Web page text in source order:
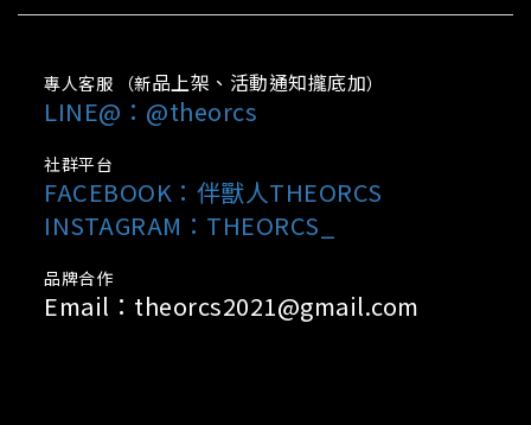
專人客服 （新品上架、活動通知攏底加）
LINE@：@theorcs
社群平台
FACEBOOK： 伴獸人THEORCS
INSTAGRAM：THEORCS_
品牌合作
Email：theorcs2021@gmail.com